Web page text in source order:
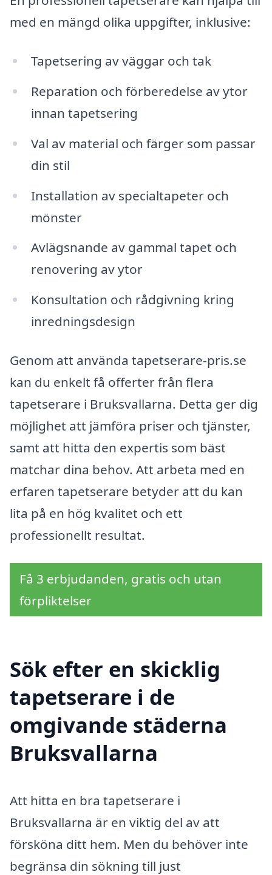
med en mängd olika uppgifter, inklusive:
Tapetsering av väggar och tak
Reparation och förberedelse av ytor
innan tapetsering
Val av material och färger som passar
din stil
Installation av specialtapeter och
mönster
Avlägsnande av gammal tapet och
renovering av ytor
Konsultation och rådgivning kring
inredningsdesign
Genom att använda tapetserare-pris.se
kan du enkelt få offerter från flera
tapetserare i Bruksvallarna. Detta ger dig
möjlighet att jämföra priser och tjänster,
samt att hitta den expertis som bäst
matchar dina behov. Att arbeta med en
erfaren tapetserare betyder att du kan
lita på en hög kvalitet och ett
professionellt resultat.
Få 3 erbjudanden, gratis och utan
förpliktelser
Sök efter en skicklig
tapetserare i de
omgivande städerna
Bruksvallarna
Att hitta en bra tapetserare i
Bruksvallarna är en viktig del av att
försköna ditt hem. Men du behöver inte
begränsa din sökning till just